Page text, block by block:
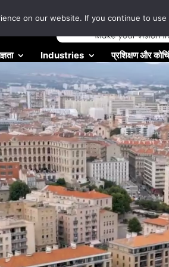
Industries प्रशिक्षण और
on our website. If you continue to